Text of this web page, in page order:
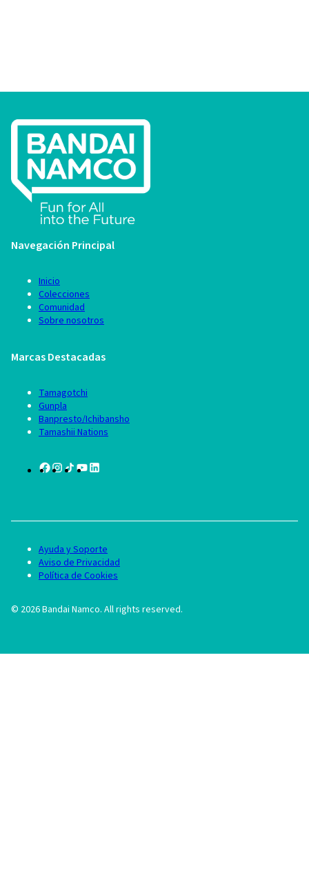
Navegación Principal
Inicio
Colecciones
Comunidad
Sobre nosotros
Marcas Destacadas
Tamagotchi
Gunpla
Banpresto/Ichibansho
Tamashii Nations
© 2026Bandai Namco. All rights reserved.
Ayuda y Soporte
Aviso de Privacidad
Política de Cookies